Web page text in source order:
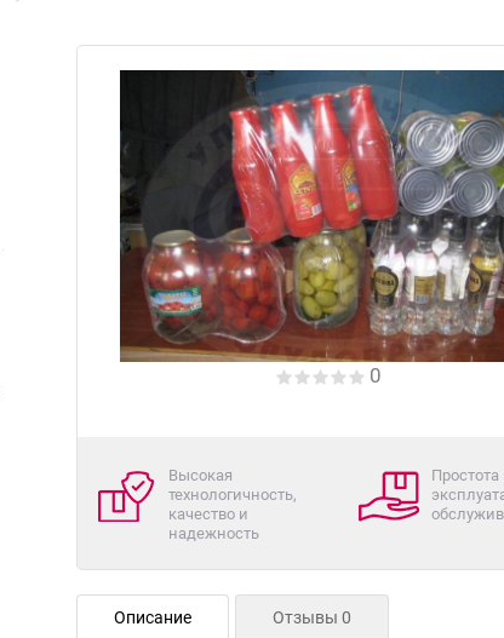
0
Высокая
технологичность,
качество и
надежность
Простота
Описание Отзывы 0